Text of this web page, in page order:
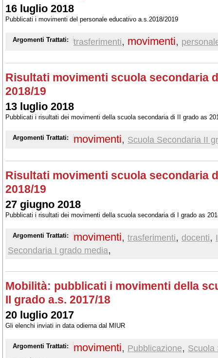
16 luglio 2018
Pubblicati i movimenti del personale educativo a.s.2018/2019
Argomenti Trattati: trasferimenti, movimenti,
Risultati movimenti scuola secondaria
2018/19
13 luglio 2018
Pubblicati i risultati dei movimenti della scuola secondaria di II grado as
Argomenti Trattati: movimenti, Scuola Secondaria II
Risultati movimenti scuola secondaria
2018/19
27 giugno 2018
Pubblicati i risultati dei movimenti della scuola secondaria di I grado as
Argomenti Trattati: movimenti, trasferimenti, docenti,
Secondaria I grado media,
Mobilità: pubblicati i movimenti della
II grado a.s. 2017/18
20 luglio 2017
Gli elenchi inviati in data odierna dal MIUR
Argomenti Trattati: movimenti, Pubblicazione, Scuola